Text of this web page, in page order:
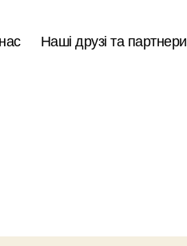
Наші друзі та партнери